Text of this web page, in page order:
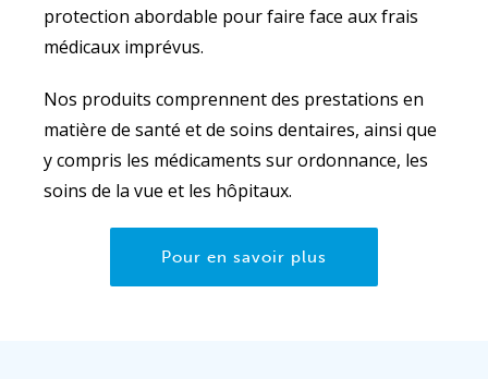
protection abordable pour faire face aux frais
médicaux imprévus.
Nos produits comprennent des prestations en
matière de santé et de soins dentaires, ainsi que
y compris les médicaments sur ordonnance, les
soins de la vue et les hôpitaux.
Pour en savoir plus